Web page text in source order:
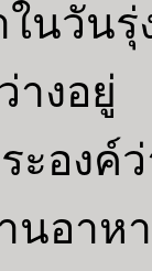
นวัน
างอ
ะอง
นอาห